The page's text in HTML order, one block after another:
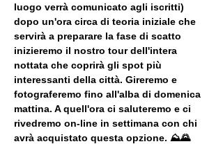
luogo verrà comunicato agli iscritti)
dopo un'ora circa di teoria iniziale che
servirà a preparare la fase di scatto
inizieremo il nostro tour dell'intera
nottata che coprirà gli spot più
interessanti della città. Gireremo e
fotograferemo fino all'alba di domenica
mattina. A quell'ora ci saluteremo e ci
rivedremo on-line in settimana con chi
avrà acquistato questa opzione. ⛰🌄